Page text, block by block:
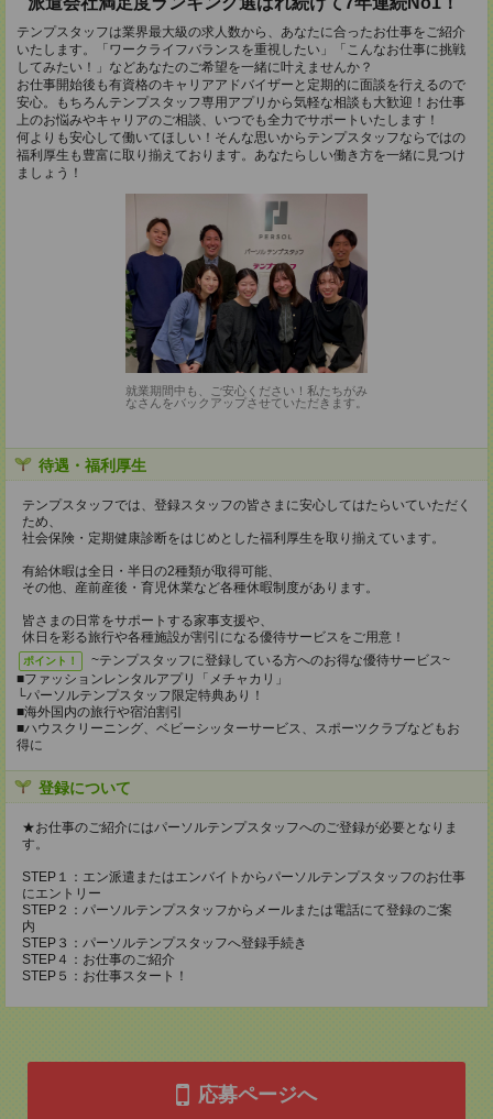
テンプスタッフは業界最大級の求人数から、あなたに合ったお仕事をご紹介
いたします。「ワークライフバランスを重視したい」「こんなお仕事に挑戦
してみたい！」などあなたのご希望を一緒に叶えませんか？
お仕事開始後も有資格のキャリアアドバイザーと定期的に面談を行えるので
安心。もちろんテンプスタッフ専用アプリから気軽な相談も大歓迎！お仕事
上のお悩みやキャリアのご相談、いつでも全力でサポートいたします！
何よりも安心して働いてほしい！そんな思いからテンプスタッフならではの
福利厚生も豊富に取り揃えております。あなたらしい働き方を一緒に見つけ
ましょう！
就業期間中も、ご安心ください！私たちがみ
なさんをバックアップさせていただきます。
待遇・福利厚生
テンプスタッフでは、登録スタッフの皆さまに安心してはたらいていただく
ため、
社会保険・定期健康診断をはじめとした福利厚生を取り揃えています。
有給休暇は全日・半日の2種類が取得可能、
その他、産前産後・育児休業など各種休暇制度があります。
皆さまの日常をサポートする家事支援や、
休日を彩る旅行や各種施設が割引になる優待サービスをご用意！
ポイント！
~テンプスタッフに登録している方へのお得な優待サービス~
■ファッションレンタルアプリ「メチャカリ」
└パーソルテンプスタッフ限定特典あり！
■海外国内の旅行や宿泊割引
■ハウスクリーニング、ベビーシッターサービス、スポーツクラブなどもお
得に
登録について
★お仕事のご紹介にはパーソルテンプスタッフへのご登録が必要となりま
す。
STEP１：エン派遣またはエンバイトからパーソルテンプスタッフのお仕事
にエントリー
STEP２：パーソルテンプスタッフからメールまたは電話にて登録のご案
内
STEP３：パーソルテンプスタッフへ登録手続き
STEP４：お仕事のご紹介
STEP５：お仕事スタート！
応募ページへ